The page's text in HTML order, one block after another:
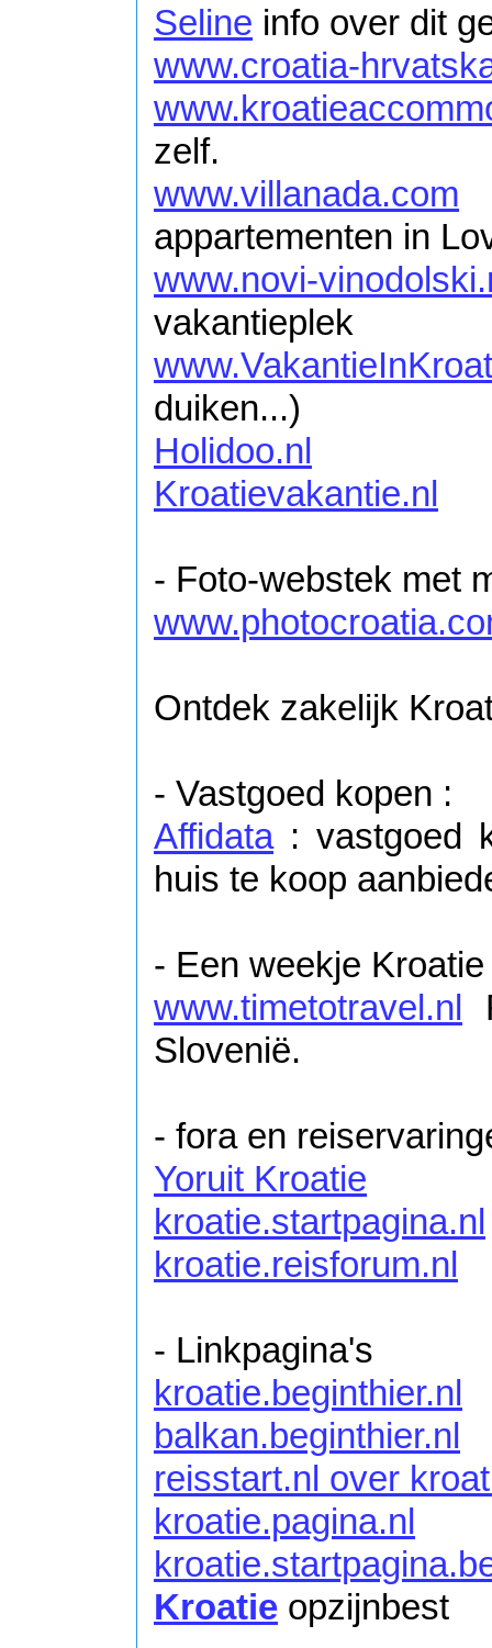
Seline info over dit
www.croatia-
zelf.
www.villanada.com
appartementen in
www.novi-
vakantieplek
duiken...)
Holidoo.nl
Kroatievakantie.nl
- Foto-webstek met
Ontdek zakelijk
- Vastgoed kopen :
Affidata : vastgoed
huis te koop
- Een weekje Kroatie
www.timetotravel.nl
Slovenië.
- fora en
Yoruit Kroatie
kroatie.startpagina.nl
kroatie.reisforum.nl
- Linkpagina's
kroatie.beginthier.nl
balkan.beginthier.nl
reisstart.nl over
kroatie.pagina.nl
Kroatie opzijnbest